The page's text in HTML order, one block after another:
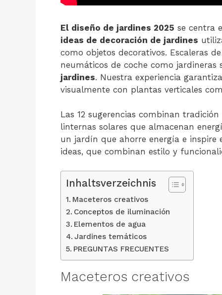
El diseño de jardines 2025 se centra
ideas de decoración de jardines
como objetos decorativos. Escaleras
neumáticos de coche como jardineras
jardines. Nuestra experiencia
visualmente con plantas verticales
Las 12 sugerencias combinan
linternas solares que almacenan
un jardín que ahorre energía e inspire
ideas, que combinan estilo y
Inhaltsverzeichnis
Maceteros creativos
Conceptos de iluminación
Elementos de agua
Jardines temáticos
PREGUNTAS FRECUENTES
Maceteros creativos